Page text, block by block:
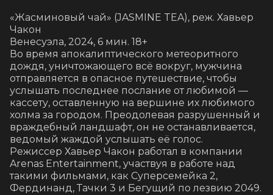
«Жасминовый чай» (JASMINE TEA), реж. Хавьер
Чакон
Венесуэла, 2024, 6 мин. 18+
Во время апокалиптического метеоритного
дождя, уничтожающего всё вокруг, мужчина
отправляется в опасное путешествие, чтобы
услышать последнее послание от любимой —
кассету, оставленную на вершине их любимого
холма за городом. Преодолевая разрушенный и
враждебный ландшафт, он не останавливается,
ведомый жаждой услышать её голос.
Режиссер Хавьер Чакон работал в компании
Arenas Entertainment, участвуя в работе над
такими фильмами, как Суперсемейка 2,
Фердинанд, Тачки 3 и Бегущий по лезвию 2049.